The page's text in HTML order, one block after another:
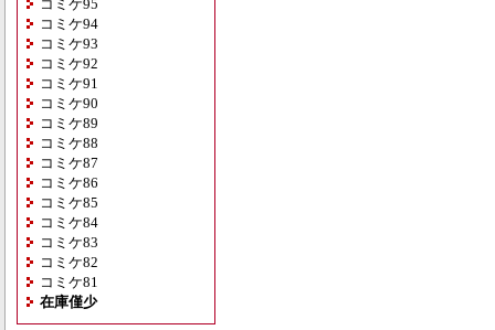
コミケ95
コミケ94
コミケ93
コミケ92
コミケ91
コミケ90
コミケ89
コミケ88
コミケ87
コミケ86
コミケ85
コミケ84
コミケ83
コミケ82
コミケ81
在庫僅少